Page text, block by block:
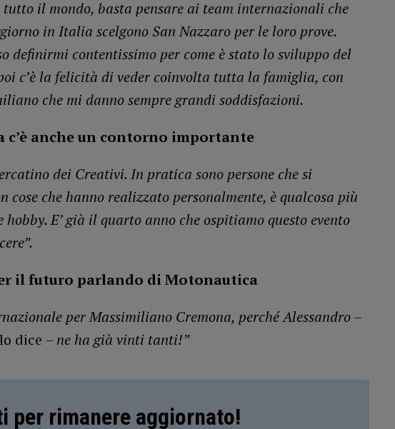
il mondo, basta pensare ai team internazionali che
in Italia scelgono San Nazzaro per le loro prove.
definirmi contentissimo per come è stato lo sviluppo del
c’è la felicità di veder coinvolta tutta la famiglia, con
che mi danno sempre grandi soddisfazioni.
c’è anche un contorno importante
dei Creativi. In pratica sono persone che si
cose che hanno realizzato personalmente, è qualcosa più
hobby. E’ già il quarto anno che ospitiamo questo evento
il futuro parlando di Motonautica
per Massimiliano Cremona, perché Alessandro –
dice – ne ha già vinti tanti!”
per rimanere aggiornato!